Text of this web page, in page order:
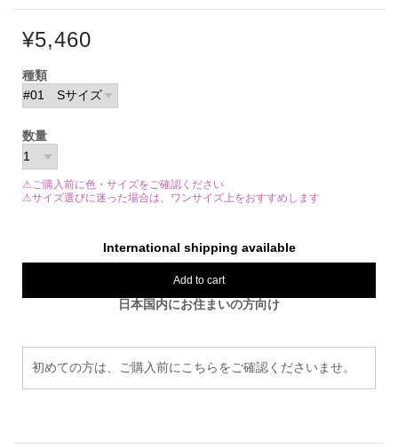
¥5,460
種類
数量
⚠ご購入前に色・サイズをご確認ください
⚠サイズ選びに迷った場合は、ワンサイズ上をおすすめします
International shipping available
Add to cart
日本国内にお住まいの方向け
初めての方は、ご購入前にこちらをご確認くださいませ。